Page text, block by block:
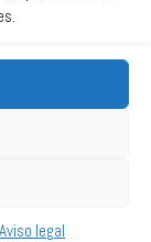
Aviso legal
web lúcida